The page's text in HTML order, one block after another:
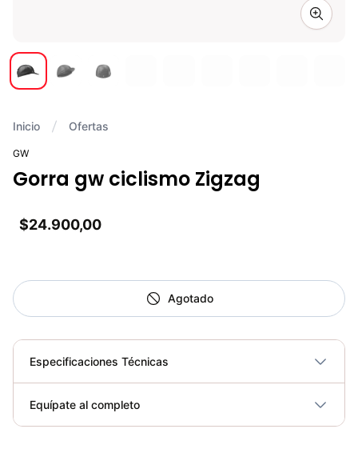
Zoom
Inicio Ofertas
GW
Gorra gw ciclismo Zigzag
$24.900,00
Agotado
Especificaciones Técnicas
Plegable No
Equípate al completo